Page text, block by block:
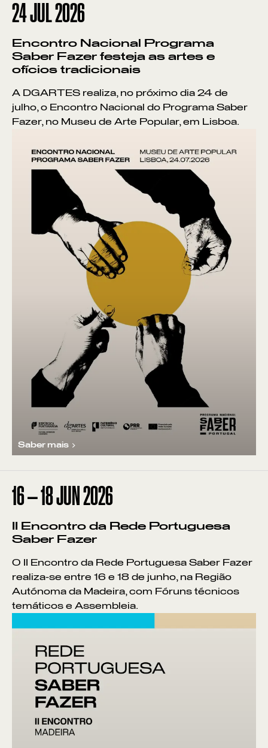
24JUL 2026
Encontro Nacional Programa
Saber Fazer festeja as artes e
ofícios tradicionais
A DGARTES realiza, no próximo dia 24 de
julho, o Encontro Nacional do Programa Saber
Fazer, no Museu de Arte Popular, em Lisboa.
Saber mais
16—18JUN 2026
II Encontro da Rede Portuguesa
Saber Fazer
O II Encontro da Rede Portuguesa Saber Fazer
realiza-se entre 16 e 18 de junho, na Região
Autónoma da Madeira, com Fóruns técnicos
temáticos e Assembleia.